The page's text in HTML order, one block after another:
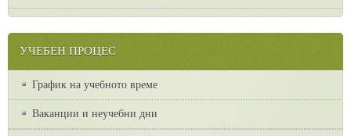
УЧЕБЕН ПРОЦЕС
График на учебното време
Ваканции и неучебни дни